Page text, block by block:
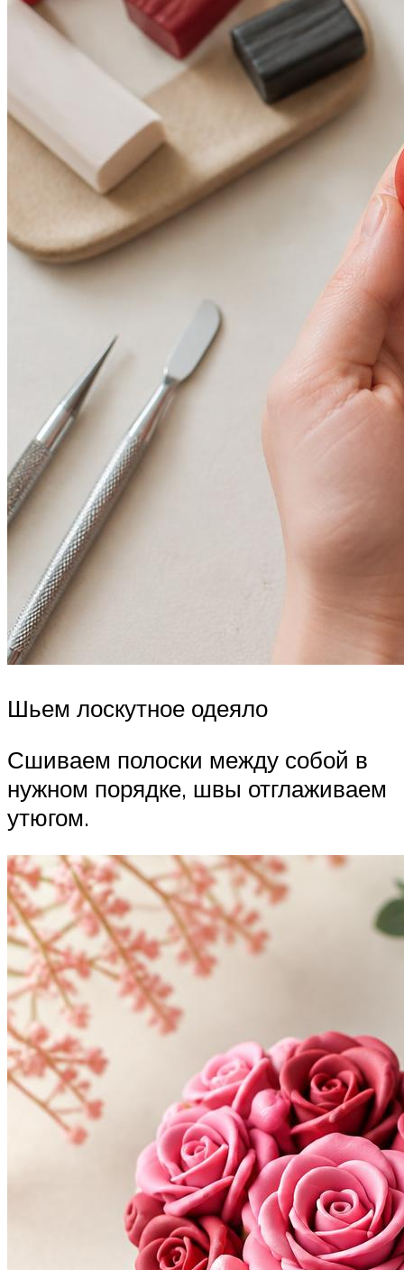
Шьем лоскутное одеяло
Сшиваем полоски между собой в
нужном порядке, швы отглаживаем
утюгом.